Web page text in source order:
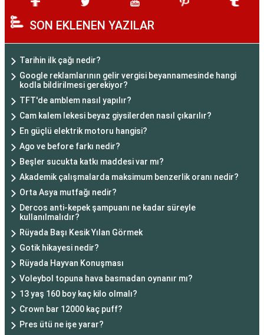
SON EKLENEN YAZILAR
Tarihin ilk çağı nedir?
Google reklamlarının gelir vergisi beyannamesinde hangi
kodla bildirilmesi gerekiyor?
TFT'de amblem nasıl yapılır?
Cam kalem lekesi beyaz giysilerden nasıl çıkarılır?
En güçlü elektrik motoru hangisi?
Ago ve before farkı nedir?
Beşler sucukta katkı maddesi var mı?
Akademik çalışmalarda maksimum benzerlik oranı nedir?
Orta Asya mutfağı nedir?
Dercos anti-kepek şampuanı ne kadar süreyle
kullanılmalıdır?
Rüyada Başı Kesik Yılan Görmek
Gotik hikayesi nedir?
Rüyada Hayvan Konuşması
Voleybol topuna hava basmadan oynanır mı?
13 yaş 160 boy kaç kilo olmalı?
Crown bar 12000 kaç puff?
Pres ütü ne işe yarar?